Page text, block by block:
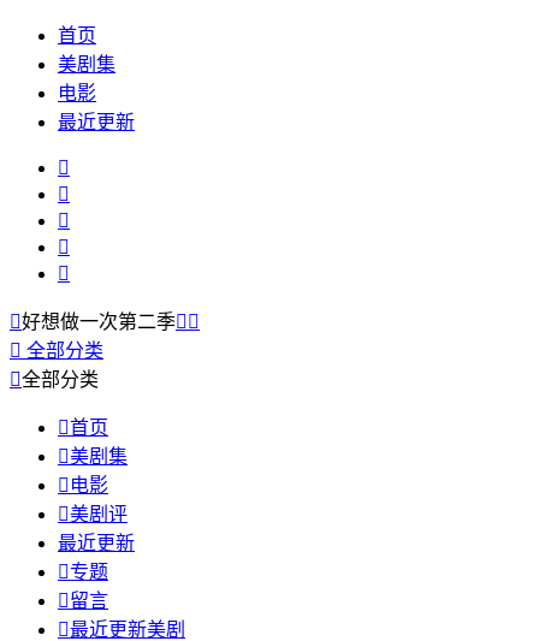
首页
美剧集
电影
最近更新





好想做一次第二季 
 全部分类
全部分类
首页
美剧集
 电影
美剧评
最近更新
专题
留言
最近更新美剧